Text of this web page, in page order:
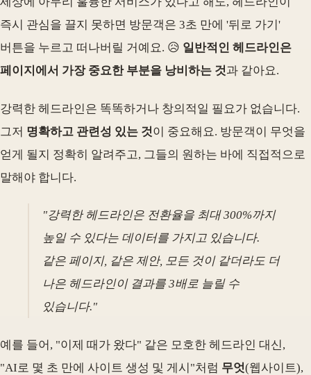
즉시 관심을 끌지 못하면 방문객은 3초 만에 '뒤로 가기'
버튼을 누르고 떠나버릴 거예요. 😥 일반적인 헤드라인은
페이지에서 가장 중요한 부분을 낭비하는 것과 같아요.
강력한 헤드라인은 똑똑하거나 창의적일 필요가 없습니다.
그저 명확하고 관련성 있는 것이 중요해요. 방문객이 무엇을
얻게 될지 정확히 알려주고, 그들의 원하는 바에 직접적으로
말해야 합니다.
"강력한 헤드라인은 전환율을 최대 300%까지
높일 수 있다는 데이터를 가지고 있습니다.
같은 페이지, 같은 제안, 모든 것이 같더라도 더
나은 헤드라인이 결과를 3배로 늘릴 수
있습니다."
예를 들어, "이제 때가 왔다" 같은 모호한 헤드라인 대신,
"AI로 몇 초 만에 사이트 생성 및 게시"처럼 무엇(웹사이트),